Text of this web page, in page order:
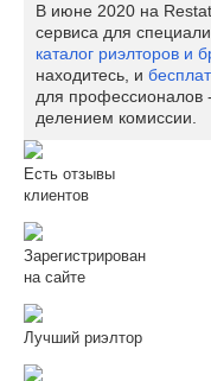
В июне 2020 на
сервиса для
каталог риэлторов и
находитесь, и
для профессионалов
делением комиссии.
Есть отзывы
клиентов
Зарегистрирован
на сайте
Лучший риэлтор